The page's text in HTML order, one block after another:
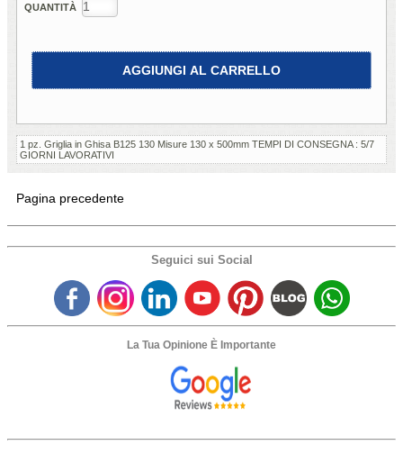
QUANTITÀ
AGGIUNGI AL CARRELLO
1 pz. Griglia in Ghisa B125 130 Misure 130 x 500mm TEMPI DI CONSEGNA : 5/7
GIORNI LAVORATIVI
Pagina precedente
Seguici sui Social
La Tua Opinione È Importante